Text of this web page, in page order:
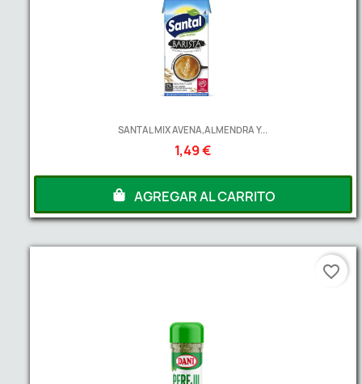
SANTAL MIX AVENA,ALMENDRA Y...
1,49 €
AGREGAR AL CARRITO
favorite_border